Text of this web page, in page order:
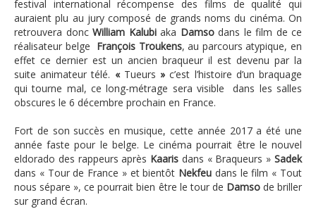
festival international récompense des films de qualité qui
auraient plu au jury composé de grands noms du cinéma. On
retrouvera donc William Kalubiaka Damsodans le film de ce
réalisateur belge François Troukens, au parcours atypique, en
effet ce dernier est un ancien braqueur il est devenu par la
suite animateur télé. « Tueurs » c’est l’histoire d’un braquage
qui tourne mal, ce long-métrage sera visible dans les salles
obscures le 6 décembre prochain en France.
Fort de son succès en musique, cette année 2017 a été une
année faste pour le belge. Le cinéma pourrait être le nouvel
eldorado des rappeurs après Kaaris dans « Braqueurs »Sadek
dans « Tour de France » et bientôt Nekfeu dans le film « Tout
nous sépare », ce pourrait bien être le tour de Damsode briller
sur grand écran.